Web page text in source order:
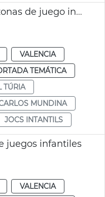
Apertura provisional zonas de juego infantil
VALENCIA
TEMÁTICA
TÚRIA
MUNDINA
JOCS INTANTILS
juegos infantiles
VALENCIA